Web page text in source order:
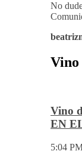
No
Vino
Vino
EN
5:04